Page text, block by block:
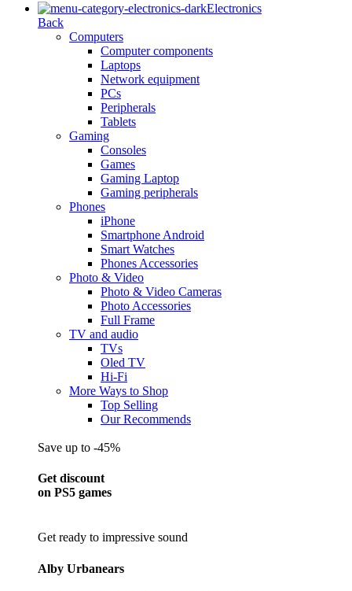
Electronics
Back
Computers
Computer components
Laptops
Network equipment
PCs
Peripherals
Tablets
Gaming
Consoles
Games
Gaming Laptop
Gaming peripherals
Phones
iPhone
Smartphone Android
Smart Watches
Phones Accessories
Photo & Video
Photo & Video Cameras
Photo Accessories
Full Frame
TV and audio
TVs
Oled TV
Hi-Fi
More Ways to Shop
Top Selling
Our Recommends
Save up to -45%
Get discount
on PS5 games
Get ready to impressive sound
Alby Urbanears